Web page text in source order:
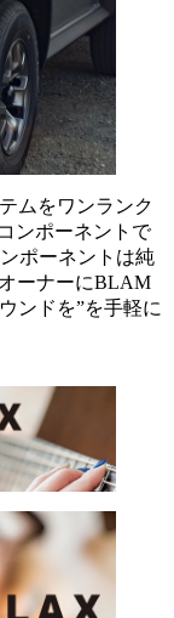
ムをワンランク
ンポーネントで
ポーネントは純
ーナーにBLAM
ンドを”を手軽に